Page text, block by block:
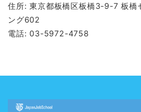
住所: 東京都板橋区板橋3-9-7 板橋
ング602
電話: 03-5972-4758